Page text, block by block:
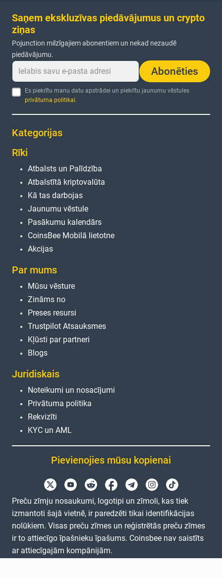
Saņem ekskluzīvas piedāvājumus un crypto
ziņas
Pojunction milzīgajiem abonentiem un nekad nezaudē
piedāvājumu.
Abonēties
Es piekrītu manu datu apstrādei un piekrītu jaunumu vēstules
privātuma politikai.
Kategorijas
Rīki
Atbalsts un Palīdzība
Atbalstītā kriptovalūta
Kā tas darbojas
Jaunumu vēstule
Pasākumu kalendārs
CoinsBee Mobilā lietotne
Akcijas
Par mums
Mūsu vēsture
Zināms no
Preses resursi
Trustpilot Atsauksmes
Kļūsti par partneri
Blogs
Juridiskais
Noteikumi un nosacījumi
Privātuma politika
Rekvizīti
KYC un AML
Pievienojies mūsu kopienai
Preču zīmju nosaukumi, logotipi un zīmoli, kas tiek
izmantoti šajā vietnē, ir paredzēti tikai identifikācijas
nolūkiem. Visas preču zīmes un reģistrētās preču zīmes
ir to attiecīgo īpašnieku īpašums. Coinsbee nav saistīts
ar attiecīgajām kompānijām.